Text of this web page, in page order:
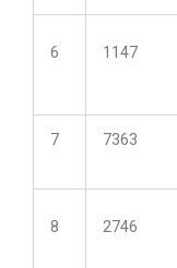
6 1147
7 7363
8 2746